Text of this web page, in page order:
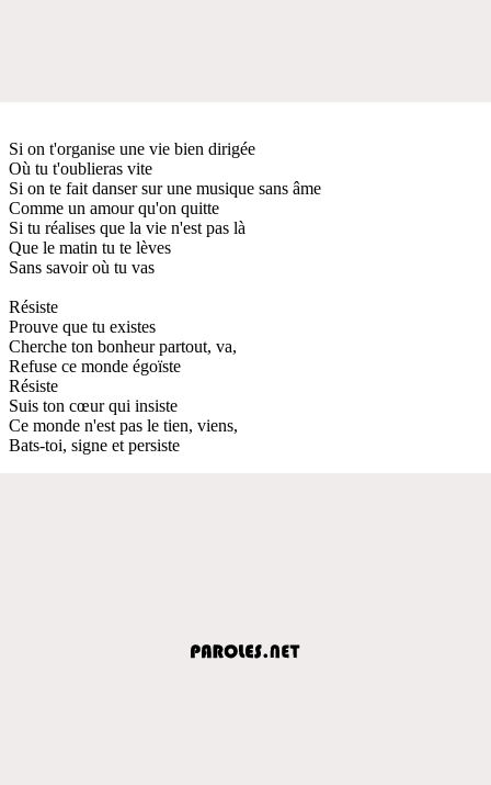
Si on t'organise une vie bien dirigée
Où tu t'oublieras vite
Si on te fait danser sur une musique sans âme
Comme un amour qu'on quitte
Si tu réalises que la vie n'est pas là
Que le matin tu te lèves
Sans savoir où tu vas
Résiste
Prouve que tu existes
Cherche ton bonheur partout, va,
Refuse ce monde égoïste
Résiste
Suis ton cœur qui insiste
Ce monde n'est pas le tien, viens,
Bats-toi, signe et persiste